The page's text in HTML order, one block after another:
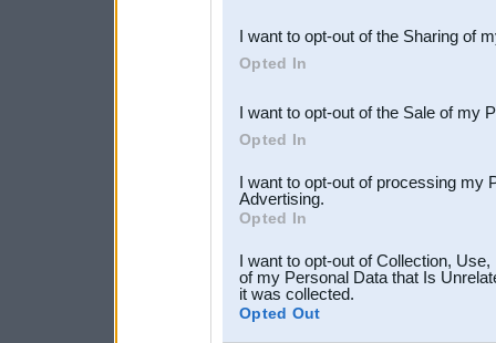
Downstream Participants
third parties.
I want to opt-out of the Sharing of
Opted In
I want to opt-out of the Sale of my
Opted In
I want to opt-out of processing my
Advertising.
Opted In
I want to opt-out of Collection,
of my Personal Data that Is
it was collected.
Opted Out